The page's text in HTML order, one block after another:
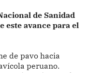
de Sanidad
este avance para el
de pavo hacia
peruano.